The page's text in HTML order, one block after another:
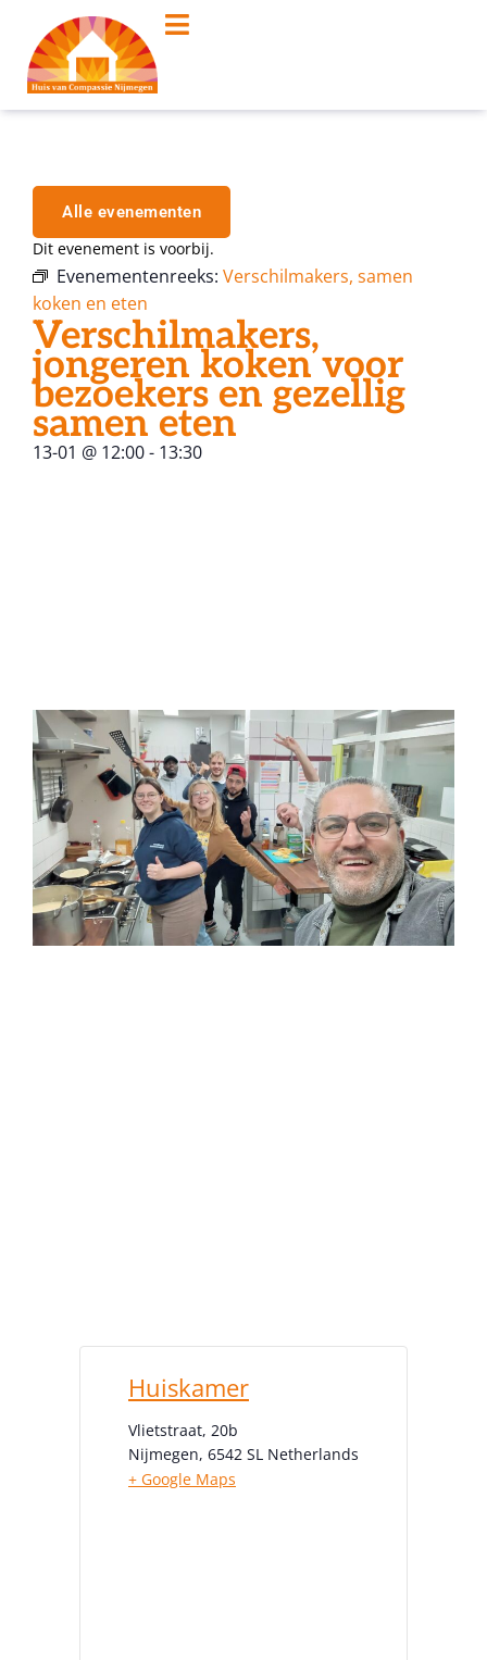
Alle evenementen
Dit evenement is voorbij.
Evenementenreeks: Verschilmakers, samen
koken en eten
Verschilmakers,
jongeren koken voor
bezoekers en gezellig
samen eten
13-01 @ 12:00- 13:30
Huiskamer
Vlietstraat, 20b
Nijmegen, 6542 SL Netherlands
+ Google Maps